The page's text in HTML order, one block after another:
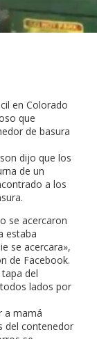
en Colorado
que
de basura
dijo que los
de un
a los
se acercaron
estaba
se acercara»,
de Facebook.
del
lados por
a mamá
del contenedor